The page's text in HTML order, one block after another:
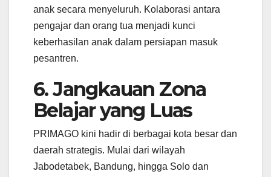
anak secara menyeluruh. Kolaborasi antara
pengajar dan orang tua menjadi kunci
keberhasilan anak dalam persiapan masuk
pesantren.
6. Jangkauan Zona
Belajar yang Luas
PRIMAGO kini hadir di berbagai kota besar dan
daerah strategis. Mulai dari wilayah
Jabodetabek, Bandung, hingga Solo dan